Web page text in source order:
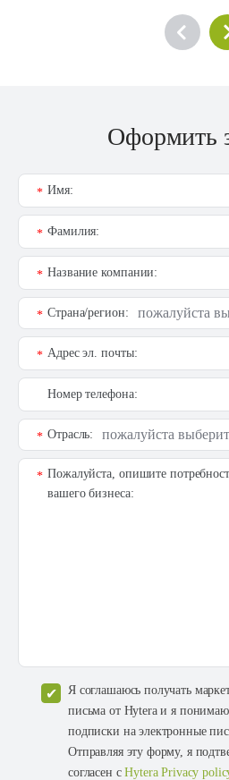
Оформить
Имя:
*
Фамилия:
*
Название компании:
*
Страна/регион:
*
Адрес эл. почты:
*
Номер телефона:
Отрасль:
*
Пожалуйста, опишите
вашего бизнеса:
*
Я соглашаюсь получать
письма от Hytera и я
подписки на электронные
Отправляя эту форму, я
согласен сHytera Privacy